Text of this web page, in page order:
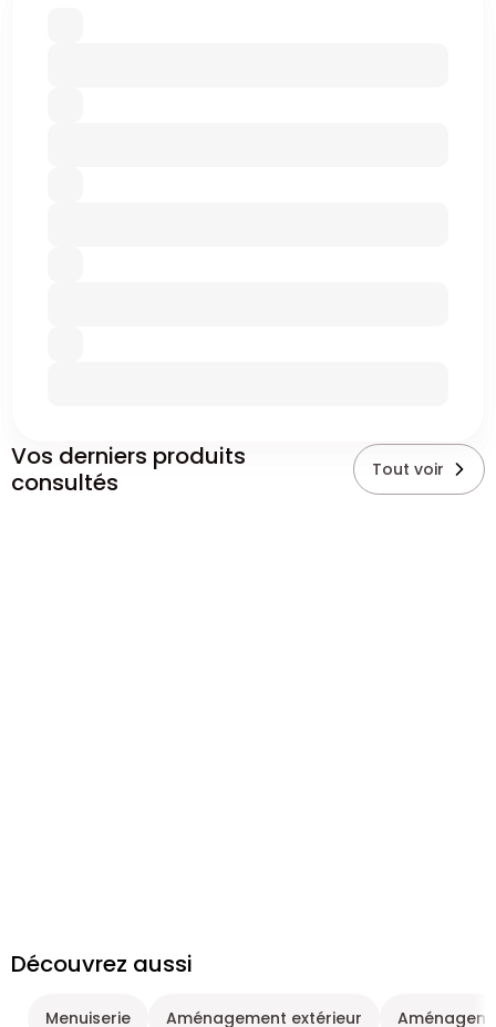
Vos derniers produits
consultés
Tout voir
Découvrez aussi
Menuiserie Aménagement extérieur